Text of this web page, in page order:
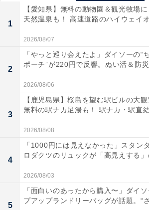
1
【愛知県】無料の動物園＆観光牧場
天然温泉も！ 高速道路のハイウェイオ
2026/08/07
2
「やっと巡り会えたよ」ダイソーの“
ポーチ”が220円で反響。ぬい活＆防災
2026/08/06
3
【鹿児島県】桜島を望む駅ビルの大観
無料の駅ナカ足湯も！ 駅ナカ・駅直結
2026/08/08
4
「1000円には見えなかった」スタン
ロダクツのリュックが「高見えする」
2026/08/03
5
「面白いのあったから購入〜」ダイ
プアップランドリーバッグが話題。“